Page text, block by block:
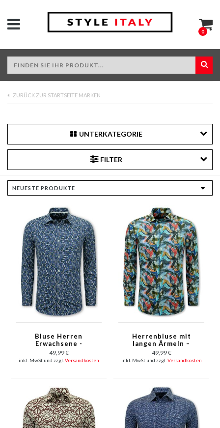
0
ZURÜCK ZUR STARTSEITE MARKEN
UNTERKATEGORIE
FILTER
Bluse Herren
Erwachsene -
Herrenhemd Slim Fit -
Blau
49,99 €
inkl. MwSt und zzgl. Versandkosten
Herrenbluse mit
langen Ärmeln –
Herrenhemd Slim Fit –
Blau
49,99 €
inkl. MwSt und zzgl. Versandkosten